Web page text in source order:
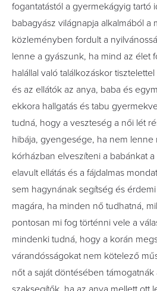
fogantatástól a gyermekágyig tartó
babagyász világnapja alkalmából a
közleményben fordult a
lenne a gyászunk, ha mind az élet
halállal való találkozáskor
és az ellátók az anya, baba és
ekkora hallgatás és tabu
tudná, hogy a veszteség a női lét
hibája, gyengesége, ha nem
kórházban elveszíteni a babánkat
elavult ellátás és a fájdalmas
sem hagynának segítség és
magára, ha minden nő tudhatná,
pontosan mi fog történni vele a
mindenki tudná, hogy a korán
várandósságokat nem kötelező
nőt a saját döntésében